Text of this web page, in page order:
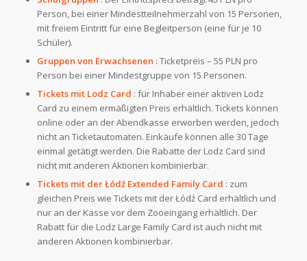
Person, bei einer Mindestteilnehmerzahl von 15 Personen,
mit freiem Eintritt für eine Begleitperson (eine für je 10
Schüler).
Gruppen von Erwachsenen : Ticketpreis – 55 PLN pro
Person bei einer Mindestgruppe von 15 Personen.
Tickets mit Lodz Card : für Inhaber einer aktiven Lodz
Card zu einem ermäßigten Preis erhältlich. Tickets können
online oder an der Abendkasse erworben werden, jedoch
nicht an Ticketautomaten. Einkäufe können alle 30 Tage
einmal getätigt werden. Die Rabatte der Lodz Card sind
nicht mit anderen Aktionen kombinierbar.
Tickets mit der Łódź Extended Family Card : zum
gleichen Preis wie Tickets mit der Łódź Card erhältlich und
nur an der Kasse vor dem Zooeingang erhältlich. Der
Rabatt für die Lodz Large Family Card ist auch nicht mit
anderen Aktionen kombinierbar.